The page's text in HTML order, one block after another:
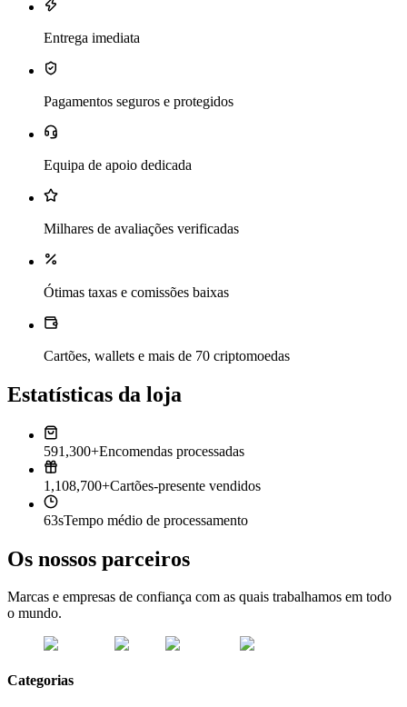
Entrega imediata
Pagamentos seguros e protegidos
Equipa de apoio dedicada
Milhares de avaliações verificadas
Ótimas taxas e comissões baixas
Cartões, wallets e mais de 70 criptomoedas
Estatísticas da loja
591,300+Encomendas processadas
1,108,700+Cartões-presente vendidos
63sTempo médio de processamento
Os nossos parceiros
Marcas e empresas de confiança com as quais trabalhamos em todo
o mundo.
Categorias